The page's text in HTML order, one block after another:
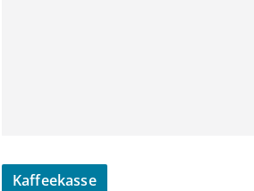
Kaffeekasse